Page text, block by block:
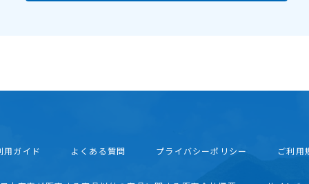
用ガイド よくある質問 プライバシーポリシー ご利用